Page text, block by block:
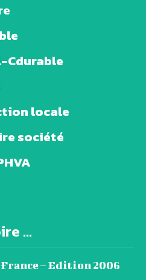
Cdurable
locale
société
...
– Edition 2006